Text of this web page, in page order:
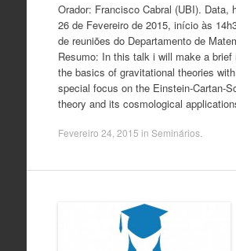
Orador: Francisco Cabral (UBI). Data,
26 de Fevereiro de 2015, início às
de reuniões do Departamento de
Resumo: In this talk i will make a brief
the basics of gravitational theories
special focus on the Einstein-Cartan-
theory and its cosmological
Fevereiro 24, 2015 in Seminários.